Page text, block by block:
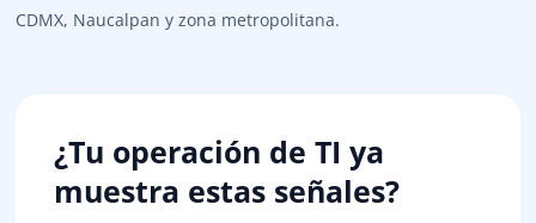
CDMX, Naucalpan y zona metropolitana.
¿Tu operación de TI ya
muestra estas señales?